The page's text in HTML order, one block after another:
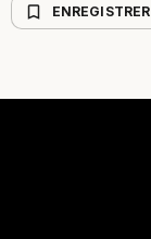
bookmark_border ENREGISTRER